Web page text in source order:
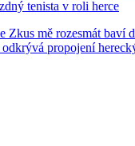
tenista v roli herce
Zkus mě rozesmát baví
propojení